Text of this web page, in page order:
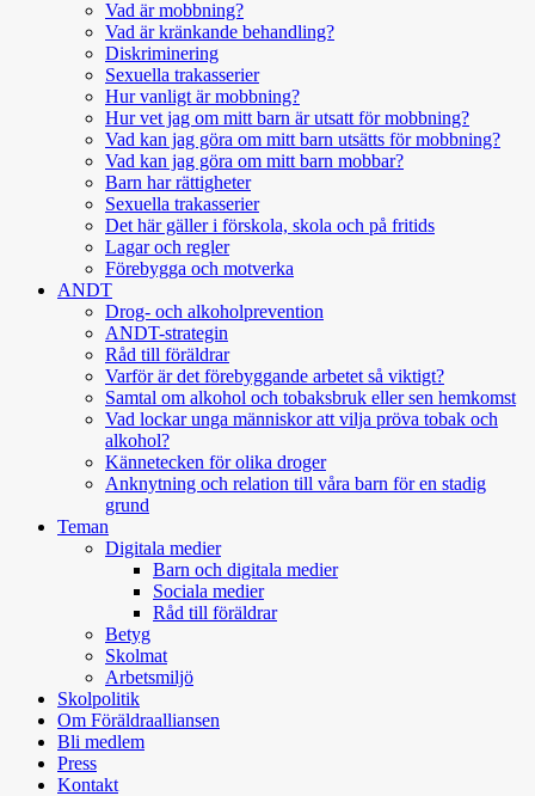
Vad är mobbning?
Vad är kränkande behandling?
Diskriminering
Sexuella trakasserier
Hur vanligt är mobbning?
Hur vet jag om mitt barn är utsatt för mobbning?
Vad kan jag göra om mitt barn utsätts för mobbning?
Vad kan jag göra om mitt barn mobbar?
Barn har rättigheter
Sexuella trakasserier
Det här gäller i förskola, skola och på fritids
Lagar och regler
Förebygga och motverka
ANDT
Drog- och alkoholprevention
ANDT-strategin
Råd till föräldrar
Varför är det förebyggande arbetet så viktigt?
Samtal om alkohol och tobaksbruk eller sen hemkomst
Vad lockar unga människor att vilja pröva tobak och
alkohol?
Kännetecken för olika droger
Anknytning och relation till våra barn för en stadig
grund
Teman
Digitala medier
Barn och digitala medier
Sociala medier
Råd till föräldrar
Betyg
Skolmat
Arbetsmiljö
Skolpolitik
Om Föräldraalliansen
Bli medlem
Press
Kontakt